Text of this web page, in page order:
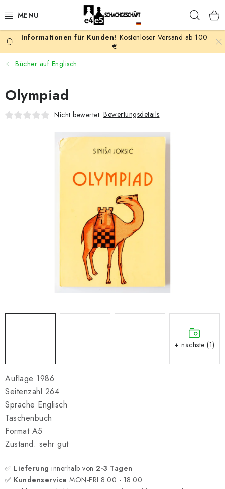
Inhalt
AKTION
SCHACHSPIELE
SCHACHFIGUREN
SCHACHBRETTER
SCHACHUHREN
SCHACH-ANTIQUITÄTENLADEN
SCHACH GESCHENKE
Geschäftsbedingungen
Kostenloser Versand ab 100
€
Bücher auf Englisch
Auflage 1986
Seitenzahl 264
Sprache Englisch
Taschenbuch
Format A5
Zustand: sehr gut
✅ Lieferung innerhalb von 2-3 Tagen
✅ Kundenservice MON-FRI 8:00 - 18:00
Olympiad
Nicht bewertet Bewertungsdetails
+ nächste (1)